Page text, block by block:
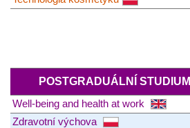
POSTGRADUÁLNÍ STUDIUM
Well-being and health at work
Zdravotní výchova